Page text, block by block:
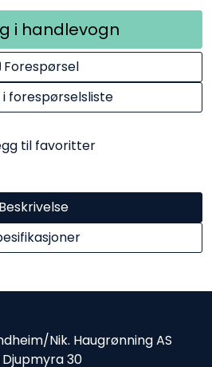
i handlevogn
Forespørsel
i forespørselsliste
til favoritter
Beskrivelse
Nik. Haugrønning AS
Djupmyra 30